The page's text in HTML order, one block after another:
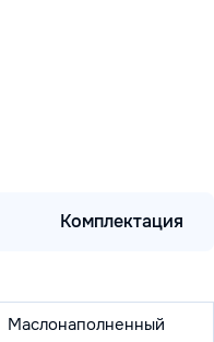
Комплектация
Маслонаполненный